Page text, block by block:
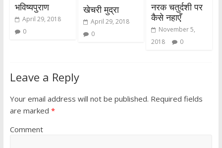
भविष्यपुराण
April 29, 2018
0
खेचरी मुद्रा
April 29, 2018
0
नरक चतुर्दशी पर
कैसे नहाएँ
November 5,
2018
0
Leave a Reply
Your email address will not be published. Required fields
are marked *
Comment